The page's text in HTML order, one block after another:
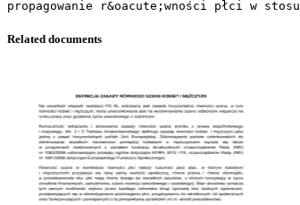
Related documents